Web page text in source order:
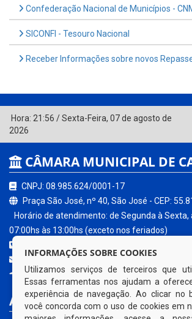
Confederação Nacional de Municípios -
SICONFI - Tesouro Nacional
Receber Informações sobre novos
Hora: 21:56 /Sexta-Feira, 07 de agosto de
2026
CÂMARA MUNICIPAL DE
CNPJ: 08.985.624/0001-17
Praça São José, nº 40, São José - CEP:
Horário de atendimento: de Segunda à Sexta,
07:00hs às 13:00hs (exceto nos feriados)
contato@carpina.pe.leg.br
Carpina - PE
ACESSE NOSSOS SERVIÇOS
INFORMAÇÕES SOBRE COOKIES
Utilizamos serviços de terceiros que
Essas ferramentas nos ajudam a
experiência de navegação. Ao clicar no
você concorda com o uso de cookies em